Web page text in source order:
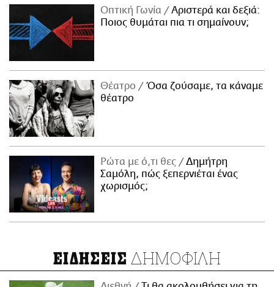
Οπτική Γωνία
Αριστερά και δεξιά:
Ποιος θυμάται πια τι σημαίνουν;
Θέατρο
Όσα ζούσαμε, τα κάναμε
θέατρο
Ρώτα με ό,τι θες
Δημήτρη
Σαμόλη, πώς ξεπερνιέται ένας
χωρισμός;
ΕΙΔΗΣΕΙΣ ΔΗΜΟΦΙΛΗ